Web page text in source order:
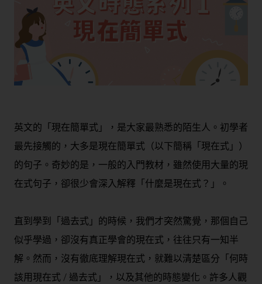
英文的「現在簡單式」，是大家最熟悉的陌生人。初學者
最先接觸的，大多是現在簡單式（以下簡稱「現在式」）
的句子。奇妙的是，一般的入門教材，雖然使用大量的現
在式句子，卻很少會深入解釋「什麼是現在式？」。
直到學到「過去式」的時候，我們才突然驚覺，那個自己
似乎學過，卻沒有真正學會的現在式，往往只有一知半
解。然而，沒有徹底理解現在式，就難以清楚區分「何時
該用現在式 / 過去式」，以及其他的時態變化。許多人觀